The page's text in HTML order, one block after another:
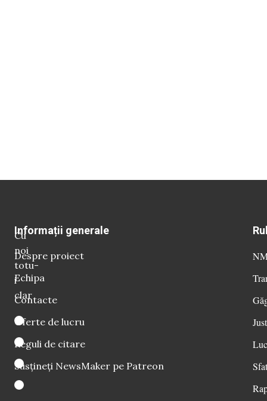
Cu
noi
totu-
i
clar
Informații generale
Despre proiect
Echipa
Contacte
Oferte de lucru
Reguli de citare
Susțineți NewsMaker pe Patreon